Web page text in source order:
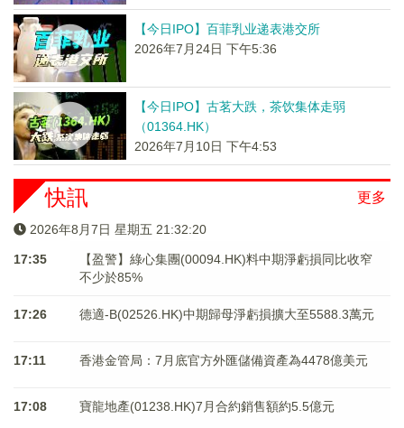
【今日IPO】百菲乳业递表港交所
2026年7月24日 下午5:36
【今日IPO】古茗大跌，茶饮集体走弱
（01364.HK）
2026年7月10日 下午4:53
更多
快訊
2026年8月7日 星期五 21:32:20
17:35
【盈警】綠心集團(00094.HK)料中期淨虧損同比收窄
不少於85%
17:26 德適-B(02526.HK)中期歸母淨虧損擴大至5588.3萬元
17:11 香港金管局：7月底官方外匯儲備資產為4478億美元
17:08 寶龍地產(01238.HK)7月合約銷售額約5.5億元